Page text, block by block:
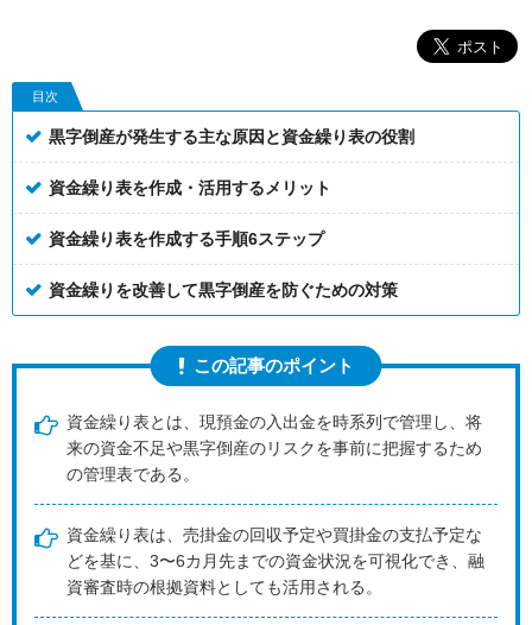
目次
黒字倒産が発生する主な原因と資金繰り表の役割
資金繰り表を作成・活用するメリット
資金繰り表を作成する手順6ステップ
資金繰りを改善して黒字倒産を防ぐための対策
この記事のポイント
資金繰り表とは、現預金の入出金を時系列で管理し、将
来の資金不足や黒字倒産のリスクを事前に把握するため
の管理表である。
資金繰り表は、売掛金の回収予定や買掛金の支払予定な
どを基に、3〜6カ月先までの資金状況を可視化でき、融
資審査時の根拠資料としても活用される。